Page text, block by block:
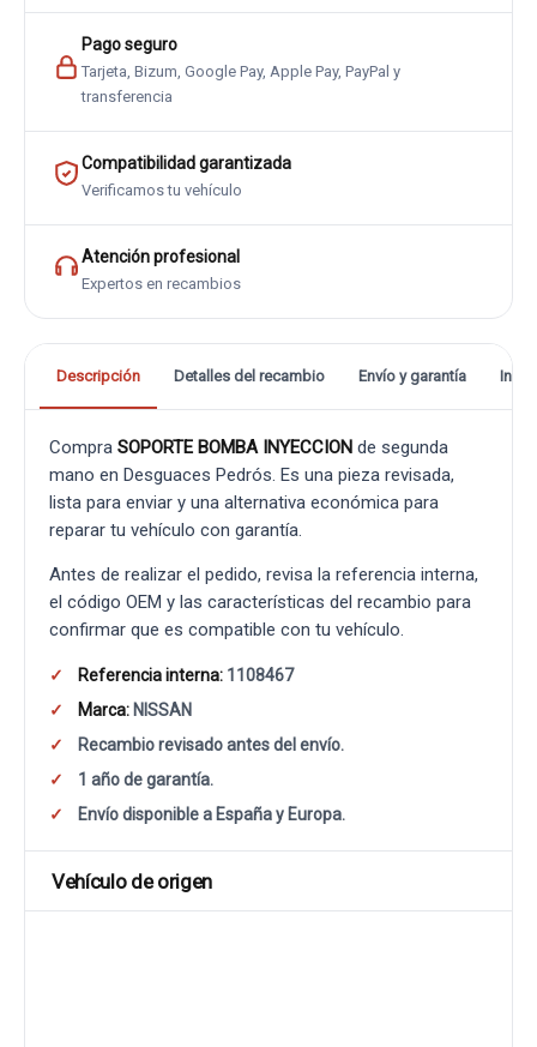
Pago seguro
Tarjeta, Bizum, Google Pay, Apple Pay, PayPal y
transferencia
Compatibilidad garantizada
Verificamos tu vehículo
Atención profesional
Expertos en recambios
Descripción Detalles del recambio Envío y garantía
Compra SOPORTE BOMBA INYECCION de segunda
mano en Desguaces Pedrós. Es una pieza revisada,
lista para enviar y una alternativa económica para
reparar tu vehículo con garantía.
Antes de realizar el pedido, revisa la referencia interna,
el código OEM y las características del recambio para
confirmar que es compatible con tu vehículo.
Referencia interna: 1108467
Marca: NISSAN
Recambio revisado antes del envío.
1 año de garantía.
Envío disponible a España y Europa.
Vehículo de origen